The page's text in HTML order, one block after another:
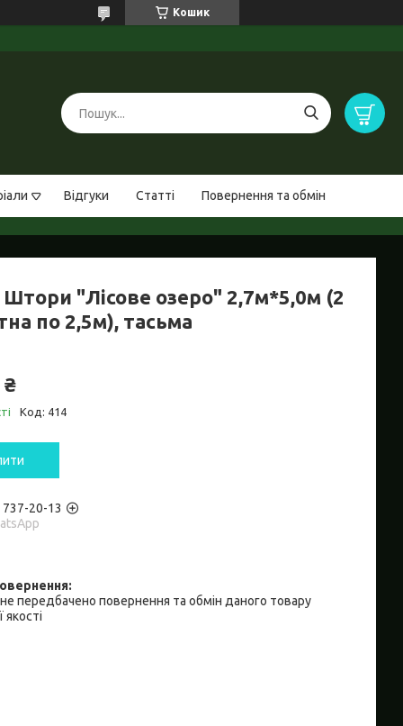
Кошик
Відгуки Статті Повернення та обмін
"Лісове озеро" 2,7м*5,0м (2
по 2,5м), тасьма
Код: 414
737-20-13
передбачено повернення та обмін даного товару